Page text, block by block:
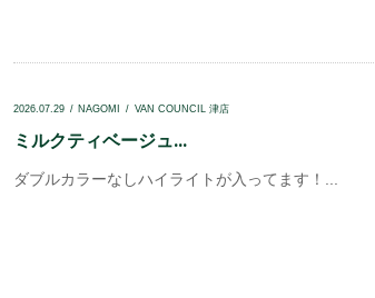
2026.07.29 NAGOMI VAN COUNCIL 津店
ミルクティベージュ...
ダブルカラーなしハイライトが入ってます！...